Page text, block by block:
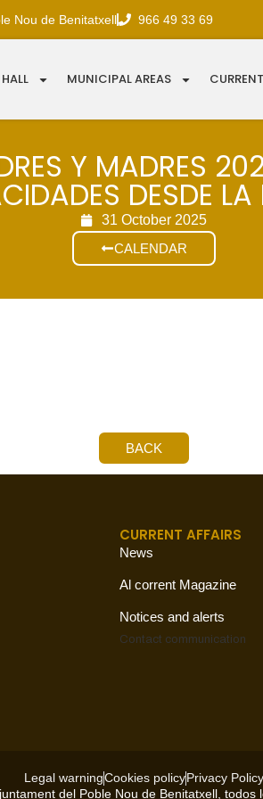
Nou de Benitatxell 966 49 33 69
MUNICIPAL AREAS
Y MADRES
DESDE LA
31 October 2025
CALENDAR
BACK
CURRENT AFFAIRS
News
Al corrent Magazine
Notices and alerts
Contact communication
Legal warningCookies policyPrivacy Policy
del Poble Nou de Benitatxell, todos